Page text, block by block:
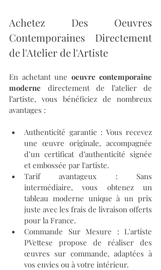
Achetez Des Oeuvres
Contemporaines Directement
de l'Atelier de l'Artiste
En achetant une oeuvre contemporaine
moderne directement de l’atelier de
l’artiste, vous bénéficiez de nombreux
avantages :
Authenticité garantie : Vous recevez
une œuvre originale, accompagnée
d’un certificat d’authenticité signée
et embossée par l'artiste.
Tarif avantageux : Sans
intermédiaire, vous obtenez un
tableau moderne unique à un prix
juste avec les frais de livraison offerts
pour la France.
Commande Sur Mesure : L'artiste
PVettese propose de réaliser des
œuvres sur commande, adaptées à
vos envies ou à votre intérieur.